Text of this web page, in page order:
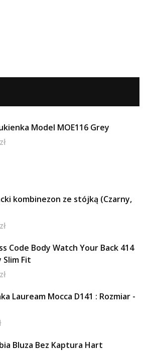
Model MOE116 Grey
zł
kombinezon ze stójką (Czarny,
zł
Code Body Watch Your Back 414
Slim Fit
zł
Lauream Mocca D141 : Rozmiar -
Bluza Bez Kaptura Hart